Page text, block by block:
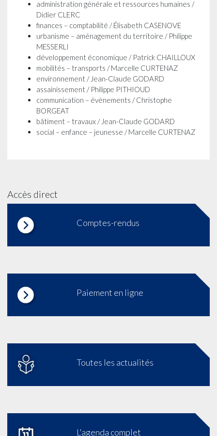
administration générale et ressources humaines /
Didier CLERC
finances – comptabilité / Élisabeth CASENOVE
urbanisme – aménagement du territoire / Philippe
MESSERLI
développement économique / Patrick CHAILLOUX
mobilités – transports / Marcelle CURTENAZ
environnement / Jean-Claude GODARD
assainissement / Philippe PITHIOUD
communication – évènements / Christophe
BORGEAT
bâtiment – travaux / Jean-Claude GODARD
social – enfance – jeunesse / Marcelle CURTENAZ
Accès direct
Comptes-rendus
Paiement en ligne
Toutes les actualités
L'agenda complet